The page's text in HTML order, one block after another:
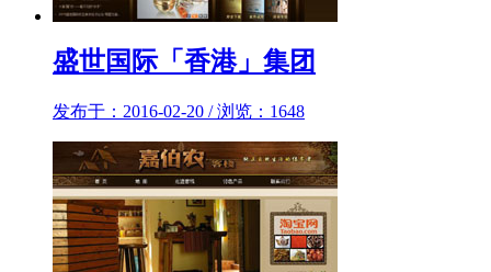
盛世国际「香港」集团
发布于：2016-02-20 / 浏览：1648